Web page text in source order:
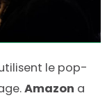
le pop-
Amazon a